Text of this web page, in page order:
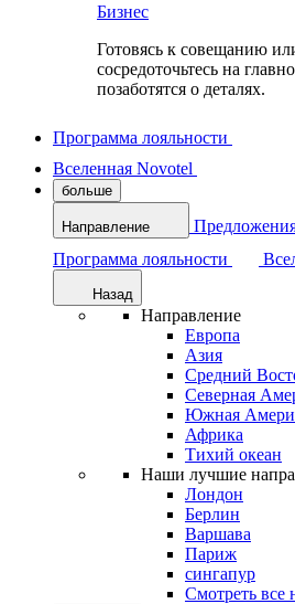
Бизнес
Готовясь к совещанию
сосредоточьтесь на
позаботятся о деталях.
Программа лояльности
Вселенная Novotel
больше
Направление
Программа лояльности
Назад
Направление
Европа
Азия
Средний
Северная
Южная
Африка
Тихий океан
Наши лучшие
Лондон
Берлин
Варшава
Париж
сингапур
Смотреть все